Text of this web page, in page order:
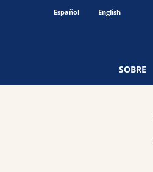
Español English
SOBRE